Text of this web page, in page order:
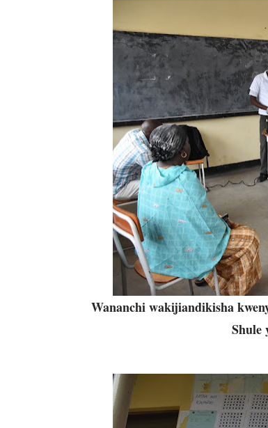
Wananchi wakijiandikisha
Shule